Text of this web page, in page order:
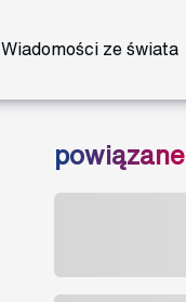
Wiadomości ze świata
powiązane